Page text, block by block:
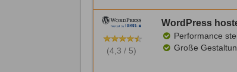
(4,3 / 5)
WordPress
Performance
Große